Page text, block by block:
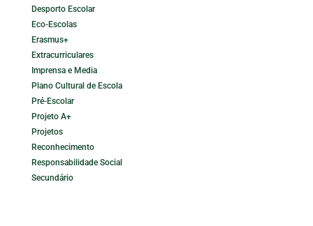
Desporto Escolar
Eco-Escolas
Erasmus+
Extracurriculares
Imprensa e Media
Plano Cultural de Escola
Pré-Escolar
Projeto A+
Projetos
Reconhecimento
Responsabilidade Social
Secundário